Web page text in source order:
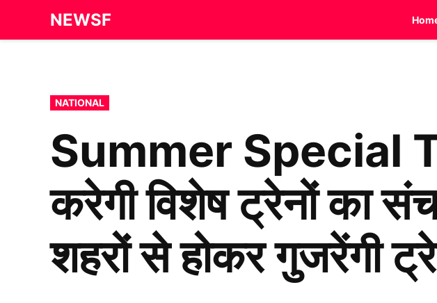
NEWSF
POSTED
IN
NATIONAL
Summer Special
करेगी विशेष ट्रेनों का
शहरों से होकर गुजरेंगी